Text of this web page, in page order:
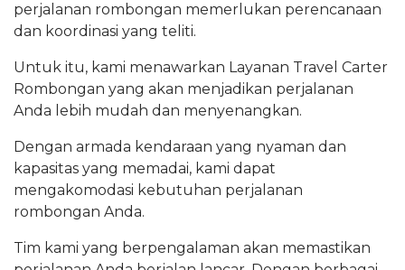
perjalanan rombongan memerlukan perencanaan
dan koordinasi yang teliti.
Untuk itu, kami menawarkan Layanan Travel Carter
Rombongan yang akan menjadikan perjalanan
Anda lebih mudah dan menyenangkan.
Dengan armada kendaraan yang nyaman dan
kapasitas yang memadai, kami dapat
mengakomodasi kebutuhan perjalanan
rombongan Anda.
Tim kami yang berpengalaman akan memastikan